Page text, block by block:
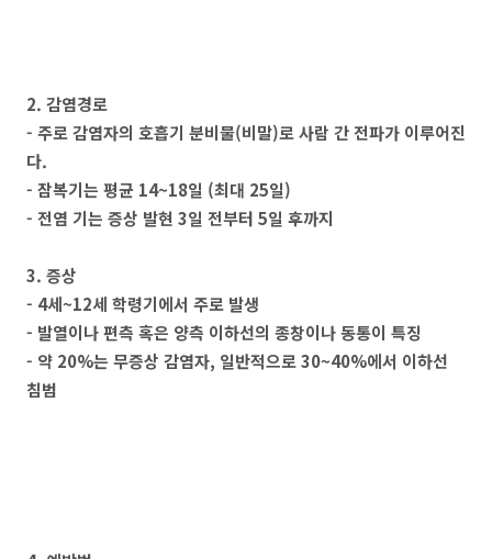
2. 감염경로
- 주로 감염자의 호흡기 분비물(비말)로 사람 간 전파가 이루어진
다.
- 잠복기는 평균 14~18일 (최대 25일)
- 전염 기는 증상 발현 3일 전부터 5일 후까지
3. 증상
- 4세~12세 학령기에서 주로 발생
- 발열이나 편측 혹은 양측 이하선의 종창이나 동통이 특징
- 약 20%는 무증상 감염자, 일반적으로 30~40%에서 이하선
침범